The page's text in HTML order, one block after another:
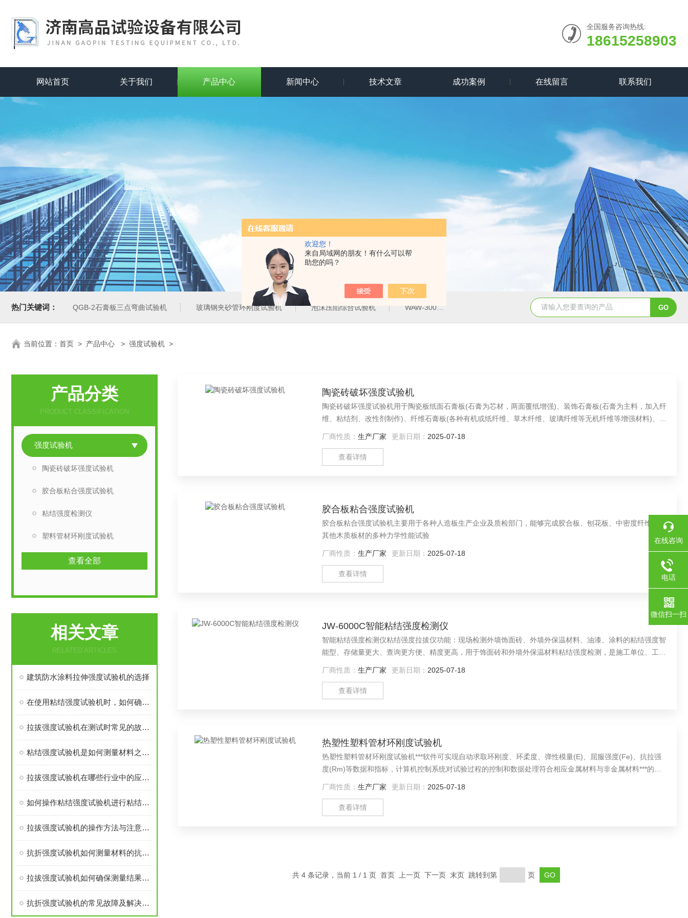
欢迎您！
来自局域网的朋友！有什么可以帮
助您的吗？
全国服务咨询热线:
18615258903
网站首页 关于我们 产品中心 新闻中心 技术文章 成功案例 在线留言 联系我们
热门关键词： QGB-2石膏板三点弯曲试验机 玻璃钢夹砂管环刚度试验机 泡沫压陷综合试验机 WAW-300G300KN电液伺服万能试验机 双工位弹簧疲劳试验机 电磁铁
当前位置： 首页 > 产品中心 > 强度试验机 >
产品分类
PRODUCT CLASSIFICATION
强度试验机
陶瓷砖破坏强度试验机
胶合板粘合强度试验机
粘结强度检测仪
塑料管材环刚度试验机
查看全部
相关文章
RELATED ARTICLES
建筑防水涂料拉伸强度试验机的选择
在使用粘结强度试验机时，如何确保试验的准确性？
拉拔强度试验机在测试时常见的故障有哪些，如何排除？
粘结强度试验机是如何测量材料之间的粘结强度的？
拉拔强度试验机在哪些行业中的应用最为广泛？
如何操作粘结强度试验机进行粘结强度测试？
拉拔强度试验机的操作方法与注意事项
抗折强度试验机如何测量材料的抗折强度？
拉拔强度试验机如何确保测量结果的准确性？
抗折强度试验机的常见故障及解决方法
陶瓷砖破坏强度试验机
陶瓷砖破坏强度试验机用于陶瓷板纸面石膏板(石膏为芯材，两面覆纸增强)、装饰石膏板(石膏为主料，加入纤
维、粘结剂、改性剂制作)、纤维石膏板(各种有机或纸纤维、草木纤维、玻璃纤维等无机纤维等增强材料)、定
厂商性质： 生产厂家 更新日期： 2025-07-18
查看详情
胶合板粘合强度试验机
胶合板粘合强度试验机主要用于各种人造板生产企业及质检部门，能够完成胶合板、刨花板、中密度纤维板等
其他木质板材的多种力学性能试验
厂商性质： 生产厂家 更新日期： 2025-07-18
查看详情
JW-6000C智能粘结强度检测仪
智能粘结强度检测仪粘结强度拉拔仪功能：现场检测外墙饰面砖、外墙外保温材料、油漆、涂料的粘结强度智
能型、存储量更大、查询更方便、精度更高，用于饰面砖和外墙外保温材料粘结强度检测，是施工单位、工程
厂商性质： 生产厂家 更新日期： 2025-07-18
查看详情
热塑性塑料管材环刚度试验机
热塑性塑料管材环刚度试验机***软件可实现自动求取环刚度、环柔度、弹性模量(E)、屈服强度(Fe)、抗拉强
度(Rm)等数据和指标，计算机控制系统对试验过程的控制和数据处理符合相应金属材料与非金属材料***的要
厂商性质： 生产厂家 更新日期： 2025-07-18
查看详情
共 4 条记录，当前 1 / 1 页 首页 上一页 下一页 末页 跳转到第 页
在线咨询
电话
微信扫一扫